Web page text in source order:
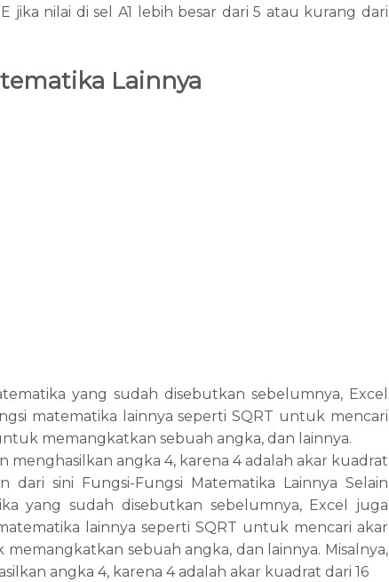
jika nilai di sel A1 lebih besar dari 5 atau kurang dari
Lainnya
yang sudah disebutkan sebelumnya, Excel
matematika lainnya seperti SQRT untuk mencari
memangkatkan sebuah angka, dan lainnya.
menghasilkan angka 4, karena 4 adalah akar kuadrat
dari sini Fungsi-Fungsi Matematika Lainnya Selain
yang sudah disebutkan sebelumnya, Excel juga
lainnya seperti SQRT untuk mencari akar
sebuah angka, dan lainnya. Misalnya,
angka 4, karena 4 adalah akar kuadrat dari 16